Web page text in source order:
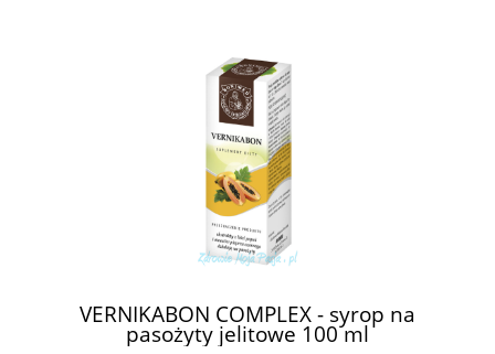
VERNIKABON COMPLEX - syrop na
pasożyty jelitowe 100 ml